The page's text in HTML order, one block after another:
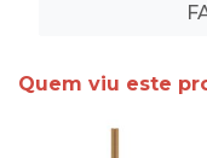
Quem viu este